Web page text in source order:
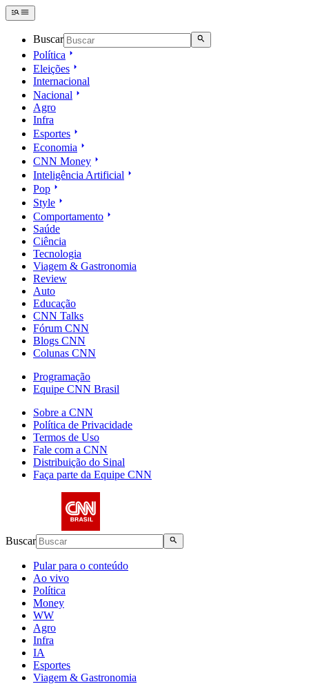
Buscar
Política
Eleições
Internacional
Nacional
Agro
Infra
Esportes
Economia
CNN Money
Inteligência Artificial
Pop
Style
Comportamento
Saúde
Ciência
Tecnologia
Viagem & Gastronomia
Review
Auto
Educação
CNN Talks
Fórum CNN
Blogs CNN
Colunas CNN
Programação
Equipe CNN Brasil
Sobre a CNN
Política de Privacidade
Termos de Uso
Fale com a CNN
Distribuição do Sinal
Faça parte da Equipe CNN
Buscar
Pular para o conteúdo
Ao vivo
Política
Money
WW
Agro
Infra
IA
Esportes
Viagem & Gastronomia